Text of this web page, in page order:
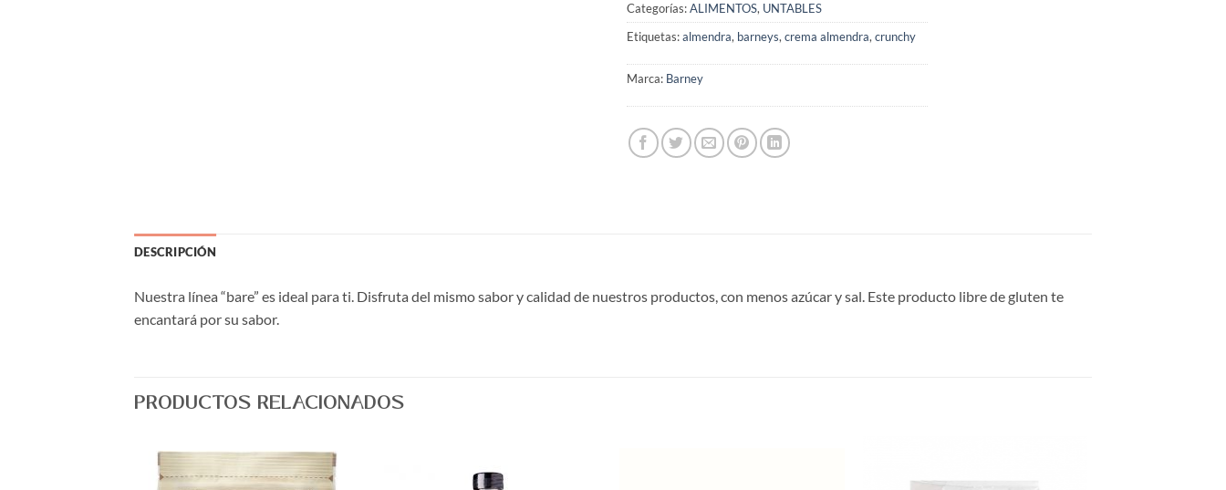
Categorías:ALIMENTOS, UNTABLES
Etiquetas:almendra, barneys, crema almendra, crunchy
Marca: Barney
DESCRIPCIÓN
Nuestra línea “bare” es ideal para ti. Disfruta del mismo sabor y calidad de nuestros productos, con menos azúcar y sal. Este producto libre de gluten te
encantará por su sabor.
PRODUCTOS RELACIONADOS
Agregar